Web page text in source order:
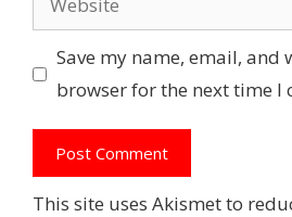
Save my name, email, and
browser for the next time I
This site uses Akismet to